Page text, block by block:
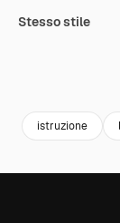
Stesso stile
istruzione